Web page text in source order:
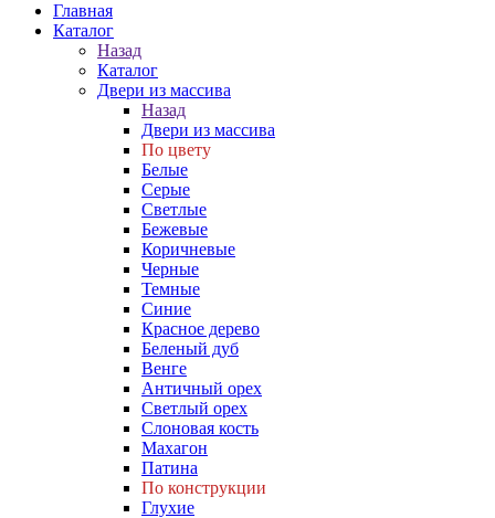
Главная
Каталог
Назад
Каталог
Двери из массива
Назад
Двери из массива
По цвету
Белые
Серые
Светлые
Бежевые
Коричневые
Черные
Темные
Синие
Красное дерево
Беленый дуб
Венге
Античный орех
Светлый орех
Слоновая кость
Махагон
Патина
По конструкции
Глухие